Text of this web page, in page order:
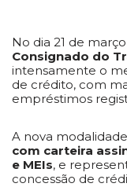
No dia 21 de
Consignado do
intensamente o
de crédito, com
empréstimos
A nova
com carteira
e MEIs, e
concessão de